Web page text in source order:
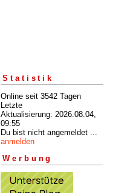
Statistik
Online seit 3542 Tagen
Letzte
Aktualisierung: 2026.08.04,
09:55
Du bist nicht angemeldet ...
anmelden
Werbung